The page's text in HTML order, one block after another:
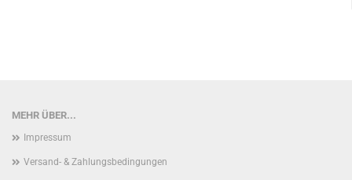
MEHR ÜBER...
Impressum
Versand- & Zahlungsbedingungen